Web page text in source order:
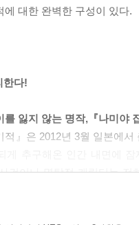
에 대한 완벽한 구성이 있다.
한다!
를 잃지 않는 명작,『나미야
적』은 2012년 3월 일본에
건이나 명탐정 캐릭터는